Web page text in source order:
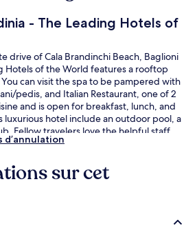
- The Leading Hotels of
drive of Cala Brandinchi Beach, Baglioni
Hotels of the World features a rooftop
can visit the spa to be pampered with
pedis, and Italian Restaurant, one of 2
and is open for breakfast, lunch, and
hotel include an outdoor pool, a
Fellow travelers love the helpful staff.
sur cet